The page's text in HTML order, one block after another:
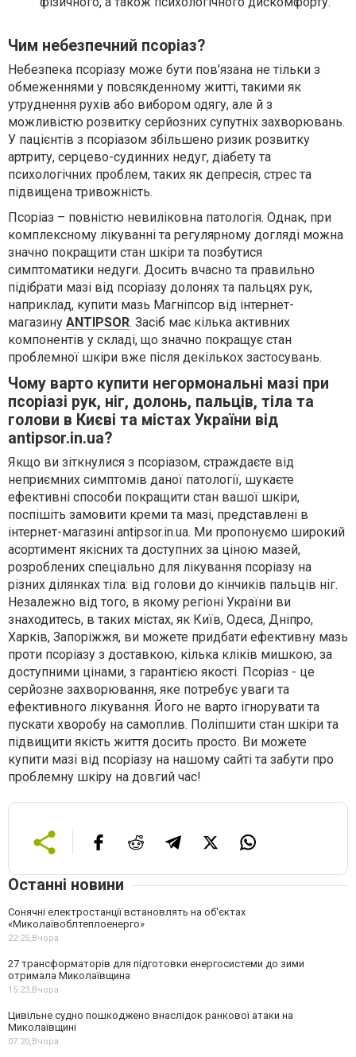
Чим небезпечний псоріаз?
Небезпека псоріазу може бути пов'язана не тільки з
обмеженнями у повсякденному житті, такими як
утруднення рухів або вибором одягу, але й з
можливістю розвитку серйозних супутніх захворювань.
У пацієнтів з псоріазом збільшено ризик розвитку
артриту, серцево-судинних недуг, діабету та
психологічних проблем, таких як депресія, стрес та
підвищена тривожність.
Псоріаз – повністю невиліковна патологія. Однак, при
комплексному лікуванні та регулярному догляді можна
значно покращити стан шкіри та позбутися
симптоматики недуги. Досить вчасно та правильно
підібрати мазі від псоріазу долонях та пальцях рук,
наприклад, купити мазь Магніпсор від інтернет-
магазину ANTIPSOR. Засіб має кілька активних
компонентів у складі, що значно покращує стан
проблемної шкіри вже після декількох застосувань.
Чому варто купити негормональні мазі при
псоріазі рук, ніг, долонь, пальців, тіла та
голови в Києві та містах України від
antipsor.in.ua?
Якщо ви зіткнулися з псоріазом, страждаєте від
неприємних симптомів даної патології, шукаєте
ефективні способи покращити стан вашої шкіри,
поспішіть замовити креми та мазі, представлені в
інтернет-магазині antipsor.in.ua. Ми пропонуємо широкий
асортимент якісних та доступних за ціною мазей,
розроблених спеціально для лікування псоріазу на
різних ділянках тіла: від голови до кінчиків пальців ніг.
Незалежно від того, в якому регіоні України ви
знаходитесь, в таких містах, як Київ, Одеса, Дніпро,
Харків, Запоріжжя, ви можете придбати ефективну мазь
проти псоріазу з доставкою, кілька кліків мишкою, за
доступними цінами, з гарантією якості. Псоріаз - це
серйозне захворювання, яке потребує уваги та
ефективного лікування. Його не варто ігнорувати та
пускати хворобу на самоплив. Поліпшити стан шкіри та
підвищити якість життя досить просто. Ви можете
купити мазі від псоріазу на нашому сайті та забути про
проблемну шкіру на довгий час!
Останні новини
Сонячні електростанції встановлять на об'єктах
«Миколаївоблтеплоенерго»
22:25,Вчора
27 трансформаторів для підготовки енергосистеми до зими
отримала Миколаївщина
15:23,Вчора
Цивільне судно пошкоджено внаслідок ранкової атаки на
Миколаївщині
07:20,Вчора